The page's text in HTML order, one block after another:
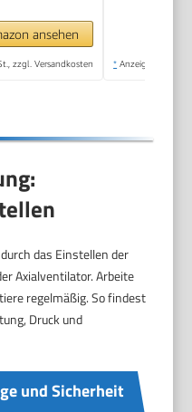
Reise,
und
ansehen
zzgl. Versandkosten * Anzeige
das Einstellen der
Axialventilator. Arbeite
regelmäßig. So findest
Druck und
und Sicherheit